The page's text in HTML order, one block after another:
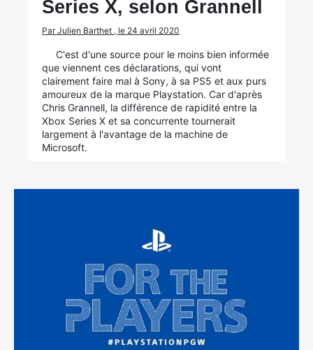
Series X, selon Grannell
Par Julien Barthet , le 24 avril 2020
C'est d'une source pour le moins bien informée
que viennent ces déclarations, qui vont
clairement faire mal à Sony, à sa PS5 et aux purs
amoureux de la marque Playstation. Car d'après
Chris Grannell, la différence de rapidité entre la
Xbox Series X et sa concurrente tournerait
largement à l'avantage de la machine de
Microsoft.